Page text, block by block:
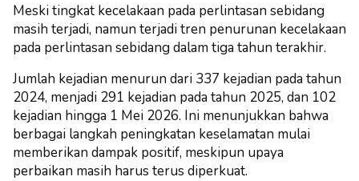
Meski tingkat kecelakaan pada perlintasan sebidang
masih terjadi, namun terjadi tren penurunan kecelakaan
pada perlintasan sebidang dalam tiga tahun terakhir.
Jumlah kejadian menurun dari 337 kejadian pada tahun
2024, menjadi 291 kejadian pada tahun 2025, dan 102
kejadian hingga 1 Mei 2026. Ini menunjukkan bahwa
berbagai langkah peningkatan keselamatan mulai
memberikan dampak positif, meskipun upaya
perbaikan masih harus terus diperkuat.